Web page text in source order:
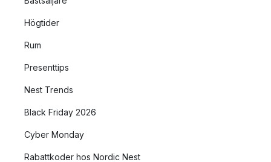
Högtider
Rum
Presenttips
Nest Trends
Black Friday 2026
Cyber Monday
Rabattkoder hos Nordic Nest